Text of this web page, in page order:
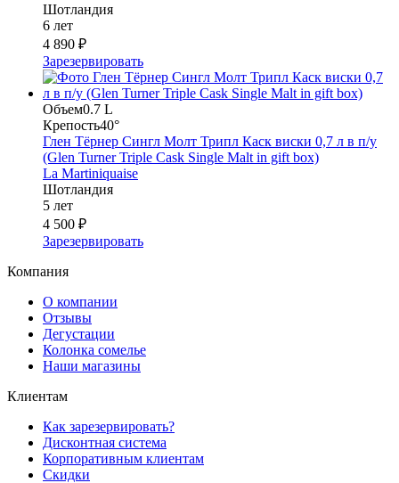
Шотландия
6 лет
4 890 ₽
Зарезервировать
Объем0.7 L
Крепость40°
Глен Тёрнер Сингл Молт Трипл Каск виски 0,7 л в п/у
(Glen Turner Triple Cask Single Malt in gift box)
La Martiniquaise
Шотландия
5 лет
4 500 ₽
Зарезервировать
Компания
О компании
Отзывы
Дегустации
Колонка сомелье
Наши магазины
Клиентам
Как зарезервировать?
Дисконтная система
Корпоративным клиентам
Скидки